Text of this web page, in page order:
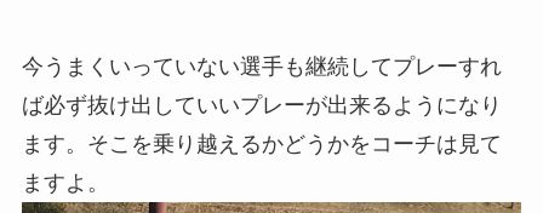
今うまくいっていない選手も継続してプレーすれ
ば必ず抜け出していいプレーが出来るようになり
ます。そこを乗り越えるかどうかをコーチは見て
ますよ。